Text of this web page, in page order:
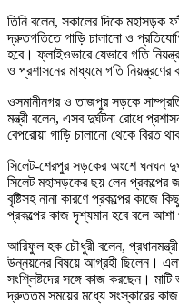
তিনি বলেন, সকালের দিকে মহাসড়ক
দ্রুতগতিতে গাড়ি চালানো ও
হবে। ফ্লাইওভারে যেভাবে গতি
ও প্রশাসনের মাধ্যমে গতি নিয়ন্ত্রণের
ওসমানীনগর ও তাজপুর সড়কে
মন্ত্রী বলেন, এসব দুর্ঘটনা রোধে
বেপরোয়া গাড়ি চালানো থেকে বিরত
সিলেট-শেরপুর সড়কের অংশে ঘনঘন
সিলেট মহাসড়কের ছয় লেন প্রকল্পের
বৃষ্টিসহ নানা কারণে প্রকল্পের কাজে
প্রকল্পের কাজ দৃশ্যমান হবে বলে আশা
আরিফুল হক চৌধুরী বলেন,
উন্নয়নের বিষয়ে আগ্রহী ছিলেন।
সংশ্লিষ্টদের সঙ্গে কাজ করছেন।
দ্রুততম সময়ের মধ্যে সংস্কারের কাজ